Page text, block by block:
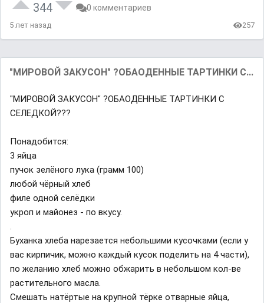
344 0 комментариев
5 лет назад 257
"МИРОВОЙ ЗАКУСОН" ?ОБАОДЕННЫЕ ТАРТИНКИ С...
"МИРОВОЙ ЗАКУСОН" ?ОБАОДЕННЫЕ ТАРТИНКИ С
СЕЛЕДКОЙ???
Понадобится:
3 яйца
пучок зелёного лука (грамм 100)
любой чёрный хлеб
филе одной селёдки
укроп и майонез - по вкусу.
.
Буханка хлеба нарезается небольшими кусочками (если у
вас кирпичик, можно каждый кусок поделить на 4 части),
по желанию хлеб можно обжарить в небольшом кол-ве
растительного масла.
Смешать натёртые на крупной тёрке отварные яйца,